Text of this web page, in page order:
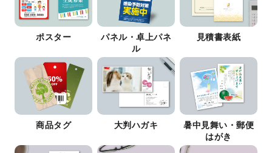
ポスター
パネル・卓上パネ
ル
見積書表紙
商品タグ 大判ハガキ
暑中見舞い・郵便
はがき